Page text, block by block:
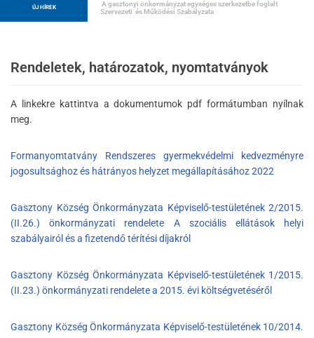
ÚJ HÍREK Anyák napja Gasztonyban
Rendeletek, határozatok, nyomtatványok
A linkekre kattintva a dokumentumok pdf formátumban nyílnak
meg.
Formanyomtatvány Rendszeres gyermekvédelmi kedvezményre
jogosultsághoz és hátrányos helyzet megállapításához 2022
Gasztony Község Önkormányzata Képviselő-testületének 2/2015.
(II.26.) önkormányzati rendelete A szociális ellátások helyi
szabályairól és a fizetendő térítési díjakról
Gasztony Község Önkormányzata Képviselő-testületének 1/2015.
(II.23.) önkormányzati rendelete a 2015. évi költségvetéséről
Gasztony Község Önkormányzata Képviselő-testületének 10/2014.